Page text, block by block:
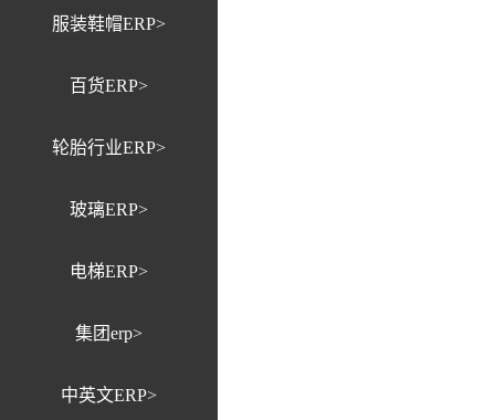
服装鞋帽ERP>
百货ERP>
轮胎行业ERP>
玻璃ERP>
电梯ERP>
集团erp>
中英文ERP>